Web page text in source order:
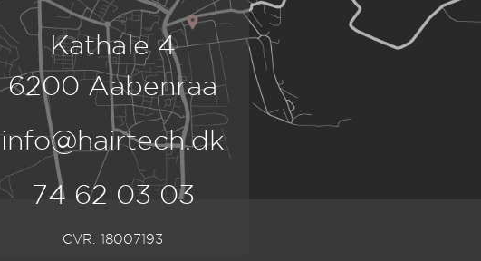
Kathale 4
6200 Aabenraa
info@hairtech.dk
74 62 03 03
CVR: 18007193